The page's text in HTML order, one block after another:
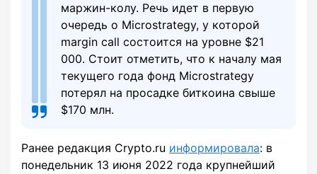
маржин-колу. Речь идет в первую
очередь о Microstrategy, у которой
margin call состоится на уровне $21
000. Стоит отметить, что к началу мая
текущего года фонд Microstrategy
потерял на просадке биткоина свыше
$170 млн.
Ранее редакция Crypto.ru информировала: в
понедельник 13 июня 2022 года крупнейший